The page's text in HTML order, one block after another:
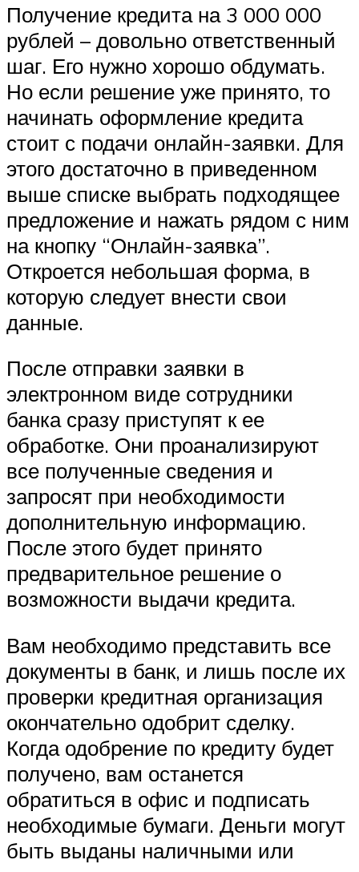
Получение кредита на 3 000 000
рублей – довольно ответственный
шаг. Его нужно хорошо обдумать.
Но если решение уже принято, то
начинать оформление кредита
стоит с подачи онлайн-заявки. Для
этого достаточно в приведенном
выше списке выбрать подходящее
предложение и нажать рядом с ним
на кнопку “Онлайн-заявка”.
Откроется небольшая форма, в
которую следует внести свои
данные.
После отправки заявки в
электронном виде сотрудники
банка сразу приступят к ее
обработке. Они проанализируют
все полученные сведения и
запросят при необходимости
дополнительную информацию.
После этого будет принято
предварительное решение о
возможности выдачи кредита.
Вам необходимо представить все
документы в банк, и лишь после их
проверки кредитная организация
окончательно одобрит сделку.
Когда одобрение по кредиту будет
получено, вам останется
обратиться в офис и подписать
необходимые бумаги. Деньги могут
быть выданы наличными или